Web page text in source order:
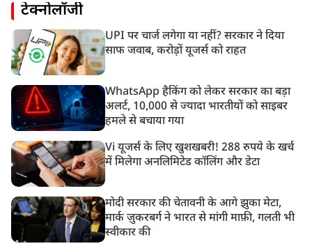
टेक्नोलॉजी
UPI पर चार्ज लगेगा या नहीं? सरकार ने दिया
साफ जवाब, करोड़ों यूजर्स को राहत
WhatsApp हैकिंग को लेकर सरकार का बड़ा
अलर्ट, 10,000 से ज्यादा भारतीयों को साइबर
हमले से बचाया गया
Vi यूजर्स के लिए खुशखबरी! 288 रुपये के खर्च
में मिलेगा अनलिमिटेड कॉलिंग और डेटा
मोदी सरकार की चेतावनी के आगे झुका मेटा,
मार्क ज़ुकरबर्ग ने भारत से मांगी माफ़ी, गलती भी
स्वीकार की